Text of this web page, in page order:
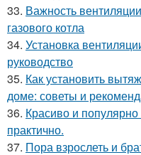
33. Важность
газового котла
34. Установка
руководство
35. Как установить
доме: советы и
36. Красиво и
практично.
37. Пора взрослеть и